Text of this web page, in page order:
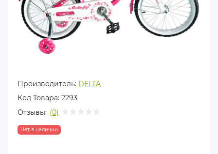
Производитель: DELTA
Код Товара: 2293
Отзывы: (0)
Нет в наличии